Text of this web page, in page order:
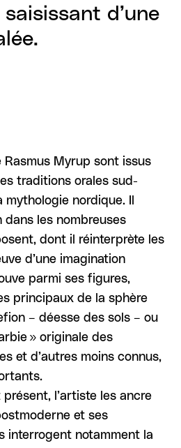
d’une
Rasmus Myrup sont issus
traditions orales sud-
nordique. Il
dans les nombreuses
dont il réinterprète les
d’une imagination
parmi ses figures,
principaux de la sphère
– déesse des sols – ou
» originale des
et d’autres moins connus,
l’artiste les ancre
et ses
interrogent notamment la